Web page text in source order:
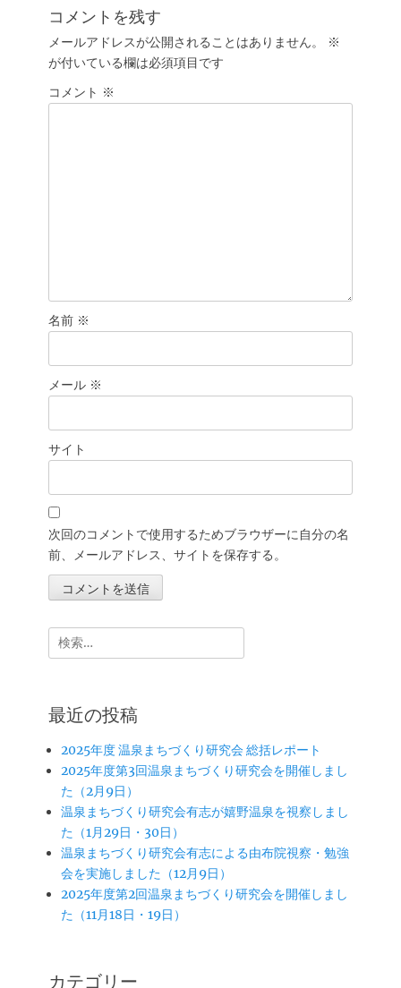
シ
ョ
ン
稿:
コメントを残す
メールアドレスが公開されることはありません。
※
が付いている欄は必須項目です
コメント ※
名前 ※
メール ※
サイト
次回のコメントで使用するためブラウザーに自分の名
前、メールアドレス、サイトを保存する。
検
索:
最近の投稿
2025年度 温泉まちづくり研究会 総括レポート
2025年度第3回温泉まちづくり研究会を開催しまし
た（2月9日）
温泉まちづくり研究会有志が嬉野温泉を視察しまし
た（1月29日・30日）
温泉まちづくり研究会有志による由布院視察・勉強
会を実施しました（12月9日）
2025年度第2回温泉まちづくり研究会を開催しまし
た（11月18日・19日）
カテゴリー